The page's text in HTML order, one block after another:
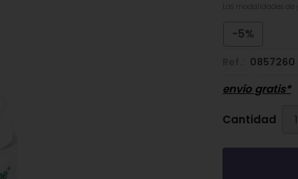
-5%
0857260
envío gratis*
Cantidad